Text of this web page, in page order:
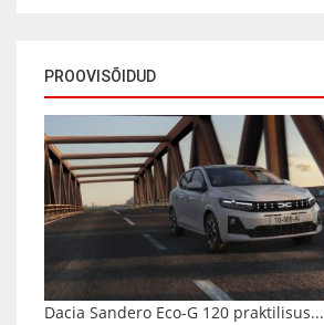
PROOVISÕIDUD
Dacia Sandero Eco-G 120 praktilisus...